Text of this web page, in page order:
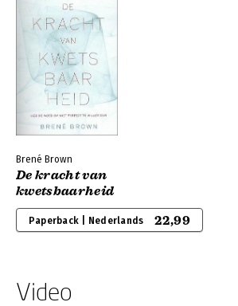
Brené Brown
De kracht van
kwetsbaarheid
Paperback | Nederlands 22,99
Video